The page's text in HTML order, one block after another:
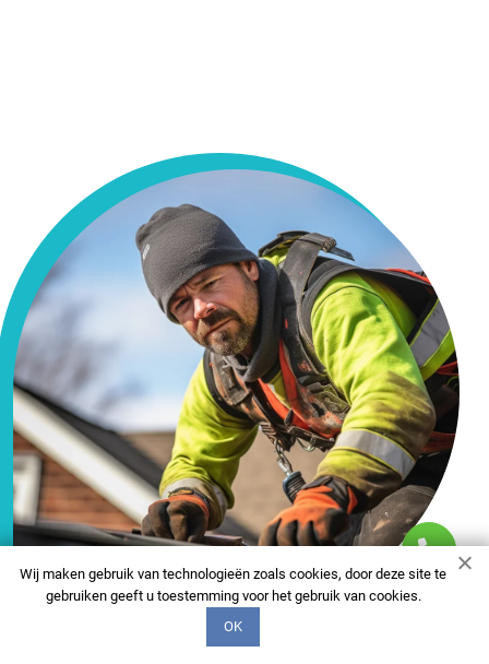
Wij maken gebruik van technologieën zoals cookies, door deze site te
gebruiken geeft u toestemming voor het gebruik van cookies.
OK